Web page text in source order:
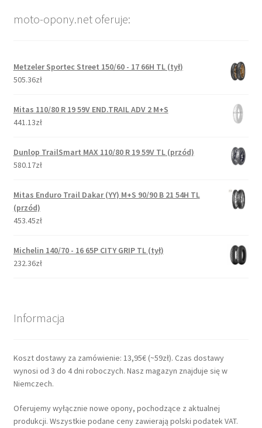
moto-opony.net oferuje:
Metzeler Sportec Street 150/60 - 17 66H TL (tył)
505.36zł
Mitas 110/80 R 19 59V END.TRAIL ADV 2 M+S
441.13zł
Dunlop TrailSmart MAX 110/80 R 19 59V TL (przód)
580.17zł
Mitas Enduro Trail Dakar (YY) M+S 90/90 B 21 54H TL
(przód)
453.45zł
Michelin 140/70 - 16 65P CITY GRIP TL (tył)
232.36zł
Informacja
Koszt dostawy za zamówienie: 13,95€ (~59zł). Czas dostawy
wynosi od 3 do 4 dni roboczych. Nasz magazyn znajduje się w
Niemczech.
Oferujemy wyłącznie nowe opony, pochodzące z aktualnej
produkcji. Wszystkie podane ceny zawierają polski podatek VAT.